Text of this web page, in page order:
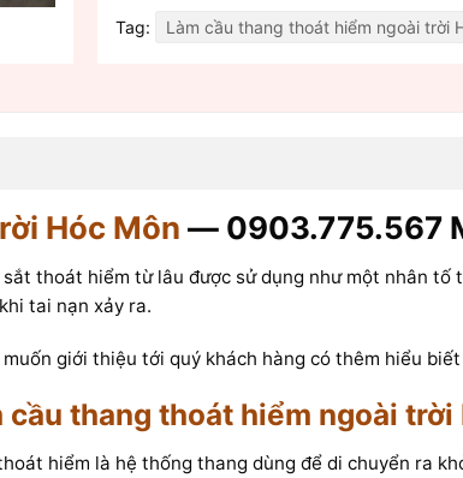
Tag:
Làm cầu thang thoát hiểm ngoài trời
Hóc Môn — 0903.775.567
sắt thoát hiểm từ lâu được sử dụng như một nhân
tai nạn xảy ra.
muốn giới thiệu tới quý khách hàng có thêm hiểu
cầu thang thoát hiểm ngoài trời
hiểm là hệ thống thang dùng để di chuyển ra